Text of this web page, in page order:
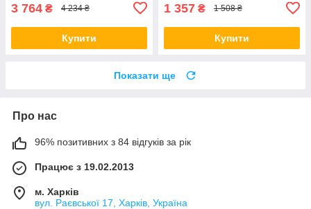
3 764 ₴ 4 234 ₴
Купити
1 357 ₴ 1 508 ₴
Купити
Показати ще
Про нас
96% позитивних з 84 відгуків за рік
Працює з 19.02.2013
м. Харків
вул. Раєвської 17, Харків, Україна